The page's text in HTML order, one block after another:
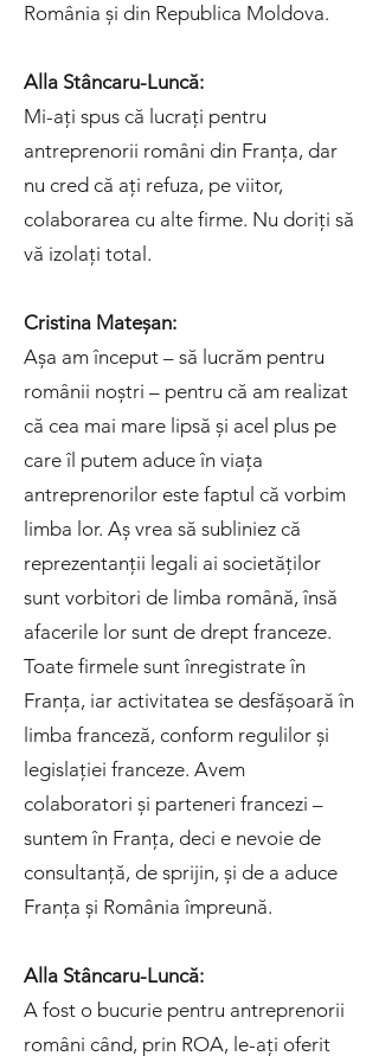
România și din Republica Moldova.
Alla Stâncaru-Luncă:
Mi-ați spus că lucrați pentru
antreprenorii români din Franța, dar
nu cred că ați refuza, pe viitor,
colaborarea cu alte firme. Nu doriți să
vă izolați total.
Cristina Mateșan:
Așa am început – să lucrăm pentru
românii noștri – pentru că am realizat
că cea mai mare lipsă și acel plus pe
care îl putem aduce în viața
antreprenorilor este faptul că vorbim
limba lor. Aș vrea să subliniez că
reprezentanții legali ai societăților
sunt vorbitori de limba română, însă
afacerile lor sunt de drept franceze.
Toate firmele sunt înregistrate în
Franța, iar activitatea se desfășoară în
limba franceză, conform regulilor și
legislației franceze. Avem
colaboratori și parteneri francezi –
suntem în Franța, deci e nevoie de
consultanță, de sprijin, și de a aduce
Franța și România împreună.
Alla Stâncaru-Luncă:
A fost o bucurie pentru antreprenorii
români când, prin ROA, le-ați oferit